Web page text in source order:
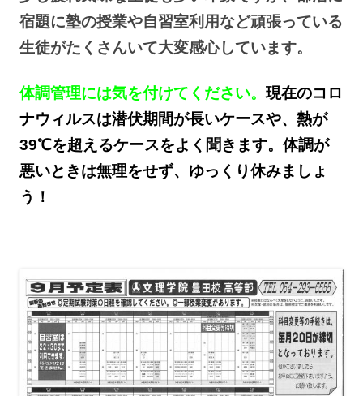
宿題に塾の授業や自習室利用など頑張っている
生徒がたくさんいて大変感心しています。
体調管理には気を付けてください。 現在のコロ
ナウィルスは潜伏期間が長いケースや、熱が
39℃を超えるケースをよく聞きます。体調が
悪いときは無理をせず、ゆっくり休みましょ
う！